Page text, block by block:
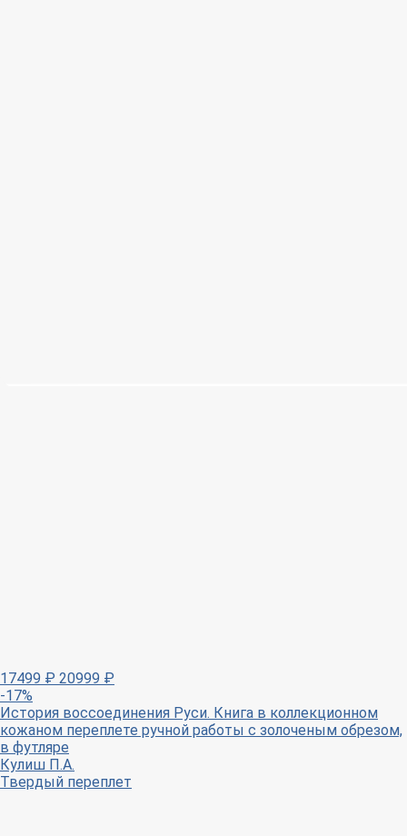
17499 ₽ 20999 ₽
-17%
История воссоединения Руси. Книга в коллекционном
кожаном переплете ручной работы с золоченым обрезом,
в футляре
Кулиш П.А.
Твердый переплет